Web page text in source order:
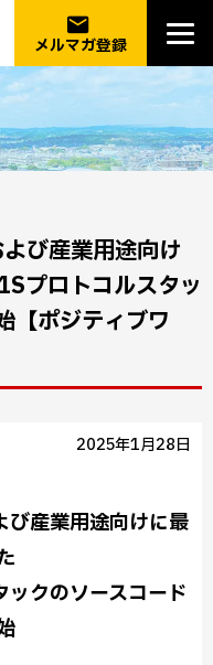
email
メルマガ登録
び産業用途向け
プロトコルスタッ
【ポジティブワ
2025年1月28日
産業用途向けに最
クのソースコード